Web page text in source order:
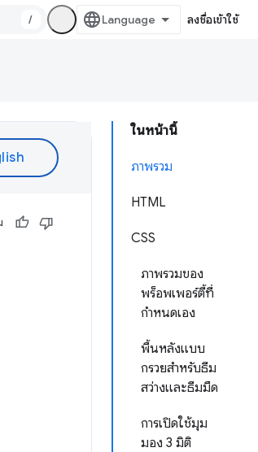
/ ลงชื่อเข้าใช้
ในหน้านี้
ภาพรวม
HTML
CSS
ภาพรวมของ
พร็อพเพอร์ตี้ที่
กำหนดเอง
พื้นหลังแบบ
กรวยสำหรับธีม
สว่างและธีมมืด
การเปิดใช้มุม
มอง 3 มิติ